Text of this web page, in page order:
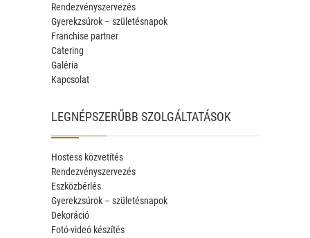
Rendezvényszervezés
Gyerekzsúrok – születésnapok
Franchise partner
Catering
Galéria
Kapcsolat
LEGNÉPSZERŰBB SZOLGÁLTATÁSOK
Hostess közvetítés
Rendezvényszervezés
Eszközbérlés
Gyerekzsúrok – születésnapok
Dekoráció
Fotó-videó készítés